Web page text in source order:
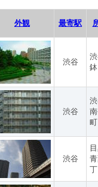
外観 最寄駅
渋谷
渋谷
渋谷